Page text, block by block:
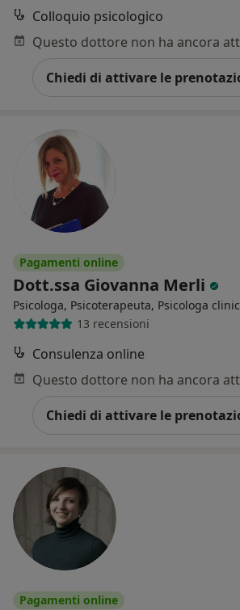
Colloquio psicologico
Chiedi di attivare le
Pagamenti online
Dott.ssa Giovanna Merli
Psicologa, Psicoterapeuta, Psicologa
13 recensioni
Consulenza online
Chiedi di attivare le
Pagamenti online